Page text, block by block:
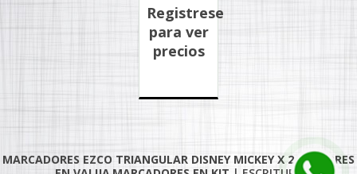
Registrese
para ver
precios
MARCADORES EZCO TRIANGULAR DISNEY MICKEY X 24 COLORES